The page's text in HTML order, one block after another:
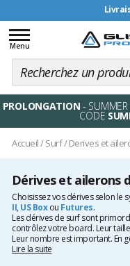
Toggle
navigation
Menu
PROLONGATION - SUMMER
CODE
Accueil/Surf/Derives et
Dérives et ailerons
Choisissez vos dérives selon le
II,US Boxou Futures.
Les dérives de surf sont
contrôlez votre board. Leur
Leur nombre est important. En
(Quad), ils peuvent être
Lire la suite